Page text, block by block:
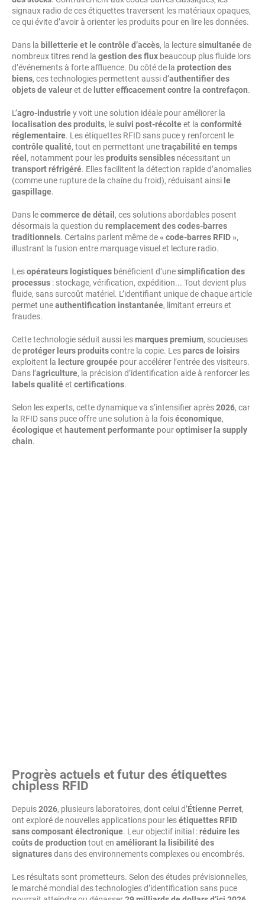
signaux radio de ces étiquettes traversent les matériaux opaques,
ce qui évite d’avoir à orienter les produits pour en lire les données.
Dans la billetterie et le contrôle d’accès, la lecturesimultanéede
nombreux titres rend la gestion des flux beaucoup plus fluide lors
d’événements à forte affluence. Du côté de la protection des
biens, ces technologies permettent aussi d’authentifier des
objets de valeuret de lutter efficacement contre la contrefaçon.
L’agro-industriey voit une solution idéale pour améliorer la
localisation des produits, lesuivi post-récolteet la conformité
réglementaire. Les étiquettes RFID sans puce y renforcent le
contrôle qualité, tout en permettant unetraçabilité en temps
réel , notamment pour lesproduits sensibles nécessitant un
transport réfrigéré. Elles facilitent la détection rapide d’anomalies
(comme une rupture de la chaîne du froid), réduisant ainsi le
gaspillage.
Dans lecommerce de détail , ces solutions abordables posent
désormais la question du remplacement des codes-barres
traditionnels. Certains parlent même de« code-barres RFID »,
illustrant la fusion entre marquage visuel et lecture radio.
Lesopérateurs logistiques bénéficient d’unesimplification des
processus : stockage, vérification, expédition... Tout devient plus
fluide, sans surcoût matériel. L’identifiant unique de chaque article
permet uneauthentification instantanée, limitant erreurs et
fraudes.
Cette technologie séduit aussi lesmarques premium, soucieuses
deprotéger leurs produitscontre la copie. Lesparcs de loisirs
exploitent la lecture groupée pour accélérer l’entrée des visiteurs.
Dans l’agriculture, la précision d’identification aide à renforcer les
labels qualitéet certifications.
Selon les experts, cette dynamique va s’intensifier après2026, car
la RFID sans puce offre une solution à la foiséconomique,
écologiqueet hautement performante pouroptimiser la supply
chain.
Progrès actuels et futur des étiquettes
chipless RFID
Depuis2026, plusieurs laboratoires, dont celui d’Étienne Perret,
ont exploré de nouvelles applications pour lesétiquettes RFID
sans composant électronique. Leur objectif initial :réduire les
coûts de production tout en améliorant la lisibilité des
signaturesdans des environnements complexes ou encombrés.
Les résultats sont prometteurs. Selon des études prévisionnelles,
le marché mondial des technologies d’identification sans puce